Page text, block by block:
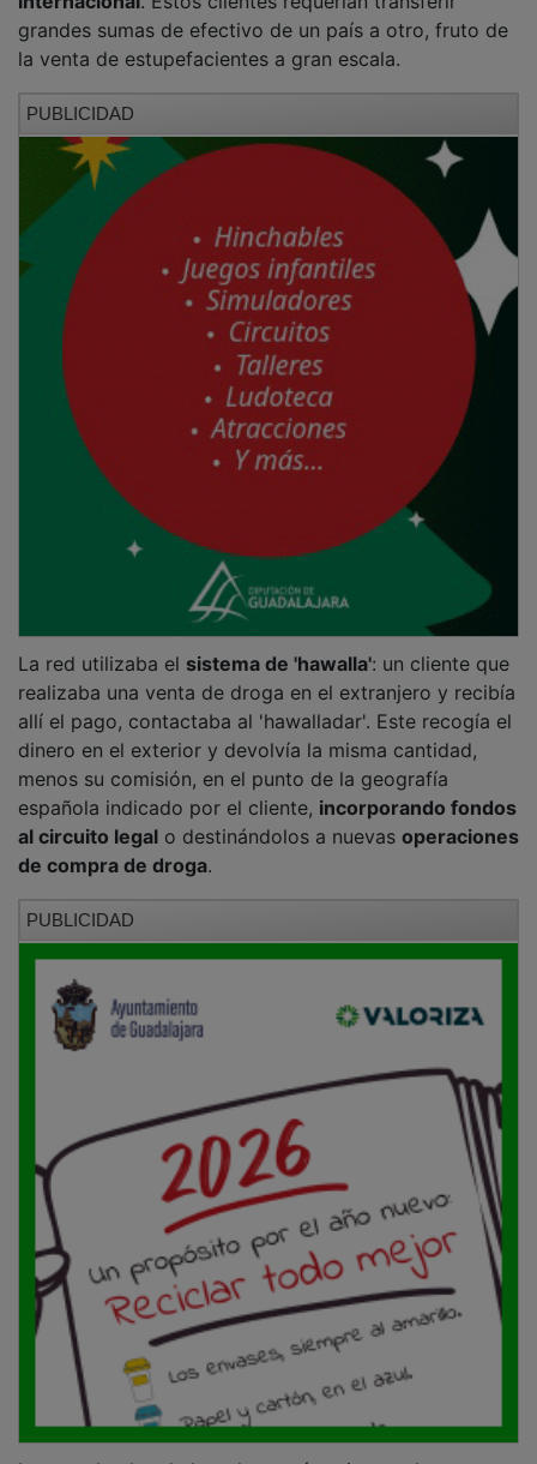
grandes sumas de efectivo de un país a otro, fruto de
la venta de estupefacientes a gran escala.
realizaba una venta de droga en el extranjero y recibía
allí el pago, contactaba al 'hawalladar'. Este recogía el
dinero en el exterior y devolvía la misma cantidad,
menos su comisión, en el punto de la geografía
española indicado por el cliente,incorporando fondos
al circuito legalo destinándolos a nuevasoperaciones
de compra de droga.